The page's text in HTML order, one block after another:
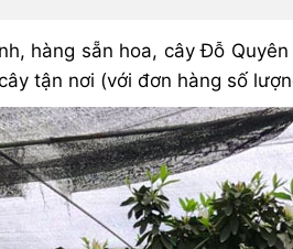
hàng sẵn hoa, cây Đỗ
tận nơi (với đơn hàng số